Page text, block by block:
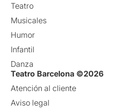
Teatro
Musicales
Humor
Infantil
Danza
Teatro Barcelona ©2026
Atención al cliente
Aviso legal